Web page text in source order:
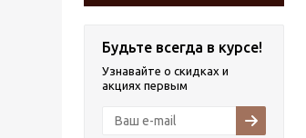
Будьте всегда в курсе!
Узнавайте о скидках и
акциях первым